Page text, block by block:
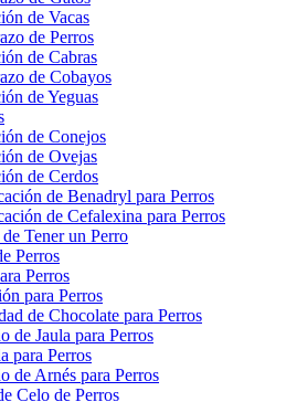
de Vacas
de Perros
de Cabras
de Cobayos
de Yeguas
de Conejos
de Ovejas
de Cerdos
de Benadryl para Perros
de Cefalexina para Perros
Tener un Perro
Perros
Perros
para Perros
de Chocolate para Perros
de Jaula para Perros
para Perros
de Arnés para Perros
Celo de Perros